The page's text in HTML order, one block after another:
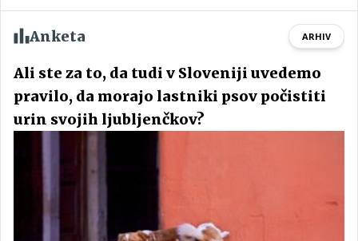
Anketa ARHIV
Ali ste za to, da tudi v Sloveniji uvedemo
pravilo, da morajo lastniki psov počistiti
urin svojih ljubljenčkov?